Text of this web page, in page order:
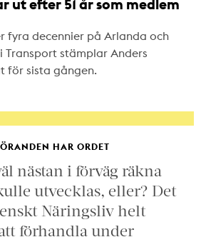
ut efter 51 år som medlem
fyra decennier på Arlanda och
Transport stämplar Anders
för sista gången.
HAR ORDET
nästan i förväg räkna
utvecklas, eller? Det
Näringsliv helt
förhandla under